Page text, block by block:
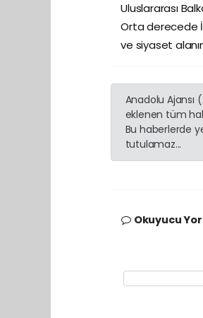
Uluslararası
Orta derecede
ve siyaset
Anadolu Ajansı
eklenen tüm
Bu haberlerde
tutulamaz...
Okuyucu